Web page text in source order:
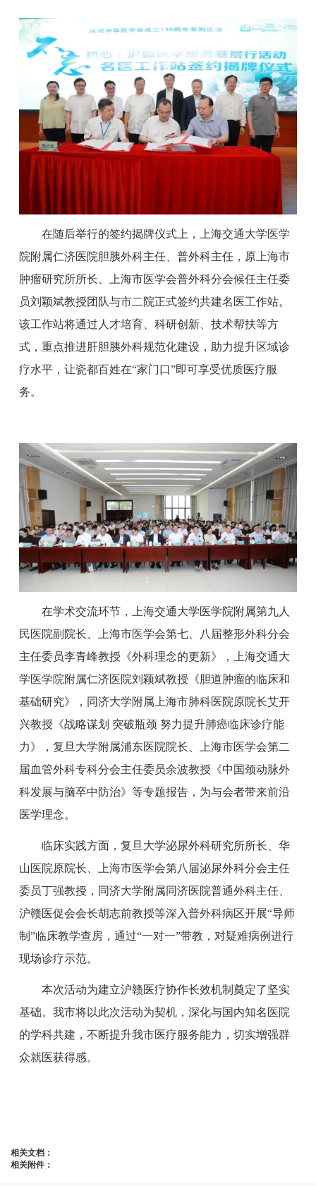
在随后举行的签约揭牌仪式上，上海交通大学医学
院附属仁济医院胆胰外科主任、普外科主任，原上海市
肿瘤研究所所长、上海市医学会普外科分会候任主任委
员刘颖斌教授团队与市二院正式签约共建名医工作站。
该工作站将通过人才培育、科研创新、技术帮扶等方
式，重点推进肝胆胰外科规范化建设，助力提升区域诊
疗水平，让瓷都百姓在“家门口”即可享受优质医疗服
务。
在学术交流环节，上海交通大学医学院附属第九人
民医院副院长、上海市医学会第七、八届整形外科分会
主任委员李青峰教授《外科理念的更新》，上海交通大
学医学院附属仁济医院刘颖斌教授《胆道肿瘤的临床和
基础研究》，同济大学附属上海市肺科医院原院长艾开
兴教授《战略谋划 突破瓶颈 努力提升肺癌临床诊疗能
力》，复旦大学附属浦东医院院长、上海市医学会第二
届血管外科专科分会主任委员余波教授《中国颈动脉外
科发展与脑卒中防治》等专题报告，为与会者带来前沿
医学理念。
临床实践方面，复旦大学泌尿外科研究所所长、华
山医院原院长、上海市医学会第八届泌尿外科分会主任
委员丁强教授，同济大学附属同济医院普通外科主任、
沪赣医促会会长胡志前教授等深入普外科病区开展“导师
制”临床教学查房，通过“一对一”带教，对疑难病例进行
现场诊疗示范。
本次活动为建立沪赣医疗协作长效机制奠定了坚实
基础。我市将以此次活动为契机，深化与国内知名医院
的学科共建，不断提升我市医疗服务能力，切实增强群
众就医获得感。
相关文档：
相关附件：